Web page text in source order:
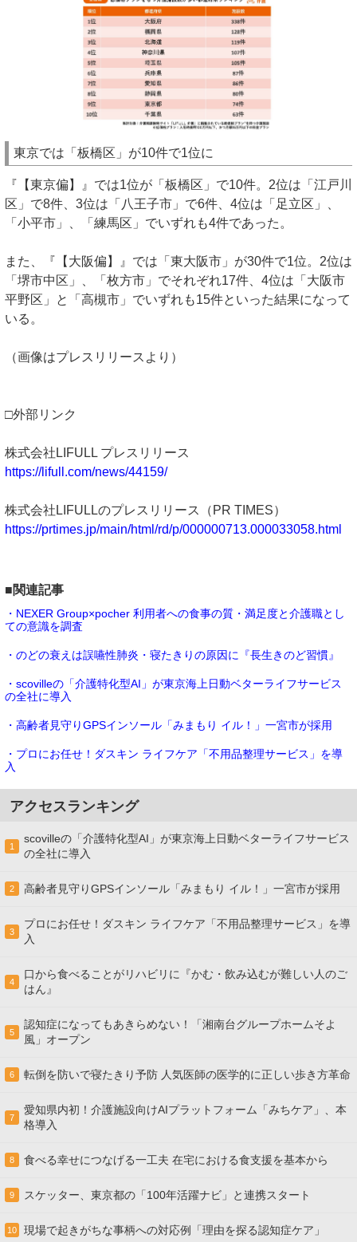
東京では「板橋区」が10件で1位に
『【東京偏】』では1位が「板橋区」で10件。2位は「江戸川
区」で8件、3位は「八王子市」で6件、4位は「足立区」、
「小平市」、「練馬区」でいずれも4件であった。
また、『【大阪偏】』では「東大阪市」が30件で1位。2位は
「堺市中区」、「枚方市」でそれぞれ17件、4位は「大阪市
平野区」と「高槻市」でいずれも15件といった結果になって
いる。
（画像はプレスリリースより）
□外部リンク
株式会社LIFULL プレスリリース
https://lifull.com/news/44159/
株式会社LIFULLのプレスリリース（PR TIMES）
https://prtimes.jp/main/html/rd/p/000000713.000033058.html
■関連記事
・NEXER Group×pocher 利用者への食事の質・満足度と介護職とし
ての意識を調査
・のどの衰えは誤嚥性肺炎・寝たきりの原因に『長生きのど習慣』
・scovilleの「介護特化型AI」が東京海上日動ベターライフサービス
の全社に導入
・高齢者見守りGPSインソール「みまもり イル！」一宮市が採用
・プロにお任せ！ダスキン ライフケア「不用品整理サービス」を導
入
アクセスランキング
1
scovilleの「介護特化型AI」が東京海上日動ベターライフサービス
の全社に導入
2 高齢者見守りGPSインソール「みまもり イル！」一宮市が採用
3
プロにお任せ！ダスキン ライフケア「不用品整理サービス」を導
入
4
口から食べることがリハビリに『かむ・飲み込むが難しい人のご
はん』
5
認知症になってもあきらめない！「湘南台グループホームそよ
風」オープン
6 転倒を防いで寝たきり予防 人気医師の医学的に正しい歩き方革命
7
愛知県内初！介護施設向けAIプラットフォーム「みちケア」、本
格導入
8 食べる幸せにつなげる一工夫 在宅における食支援を基本から
9 スケッター、東京都の「100年活躍ナビ」と連携スタート
10 現場で起きがちな事柄への対応例「理由を探る認知症ケア」